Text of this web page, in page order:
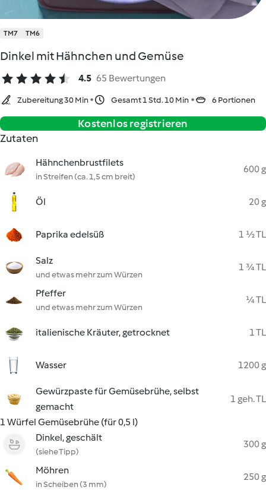
TM7 TM6
Dinkel mit Hähnchen und Gemüse
4.5 65 Bewertungen
Zubereitung 30 Min Gesamt 1 Std. 10 Min 6 Portionen
Kostenlos registrieren
Zutaten
Hähnchenbrustfilets
in Streifen (ca. 1,5 cm breit)
600 g
Öl 20 g
Paprika edelsüß 1 ½ TL
Salz
und etwas mehr zum Würzen
1 ¾ TL
Pfeffer
und etwas mehr zum Würzen
¼ TL
italienische Kräuter, getrocknet 1 TL
Wasser 1200 g
Gewürzpaste für Gemüsebrühe, selbst
gemacht
1 geh. TL
1 Würfel Gemüsebrühe (für 0,5 l)
Dinkel, geschält
(siehe Tipp)
300 g
Möhren
in Scheiben (3 mm)
250 g